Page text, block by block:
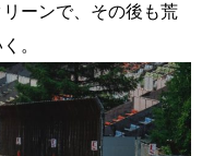
ーンで、その後も荒
。